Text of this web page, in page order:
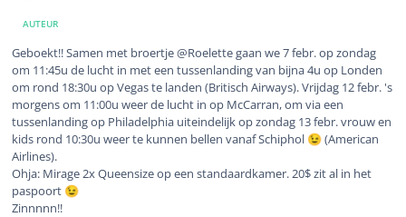
AUTEUR
Geboekt!! Samen met broertje @Roelette gaan we 7 febr. op zondag
om 11:45u de lucht in met een tussenlanding van bijna 4u op Londen
om rond 18:30u op Vegas te landen (Britisch Airways). Vrijdag 12 febr. 's
morgens om 11:00u weer de lucht in op McCarran, om via een
tussenlanding op Philadelphia uiteindelijk op zondag 13 febr. vrouw en
kids rond 10:30u weer te kunnen bellen vanaf Schiphol 😉 (American
Airlines).
Ohja: Mirage 2x Queensize op een standaardkamer. 20$ zit al in het
paspoort 😉
Zinnnnn!!